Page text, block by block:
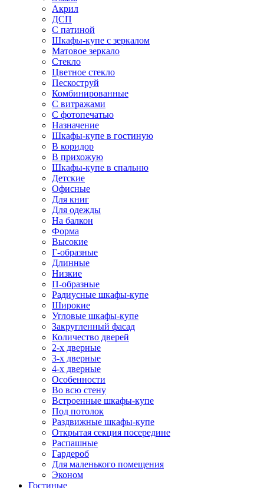
Акрил
ДСП
С патиной
Шкафы-купе с зеркалом
Матовое зеркало
Стекло
Цветное стекло
Пескоструй
Комбинированные
С витражами
С фотопечатью
Назначение
Шкафы-купе в гостиную
В коридор
В прихожую
Шкафы-купе в спальню
Детские
Офисные
Для книг
Для одежды
На балкон
Форма
Высокие
Г-образные
Длинные
Низкие
П-образные
Радиусные шкафы-купе
Широкие
Угловые шкафы-купе
Закругленный фасад
Количество дверей
2-х дверные
3-х дверные
4-х дверные
Особенности
Во всю стену
Встроенные шкафы-купе
Под потолок
Раздвижные шкафы-купе
Открытая секция посередине
Распашные
Гардероб
Для маленького помещения
Эконом
Гостиные